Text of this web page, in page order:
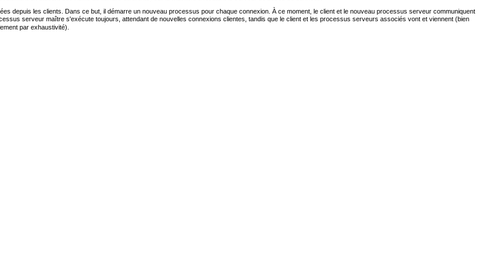
depuis les clients. Dans ce but, il démarre un nouveau processus pour chaque connexion. À ce moment, le client et le nouveau processus serveur communiquent
serveur maître s'exécute toujours, attendant de nouvelles connexions clientes, tandis que le client et les processus serveurs associés vont et viennent (bien
par exhaustivité).